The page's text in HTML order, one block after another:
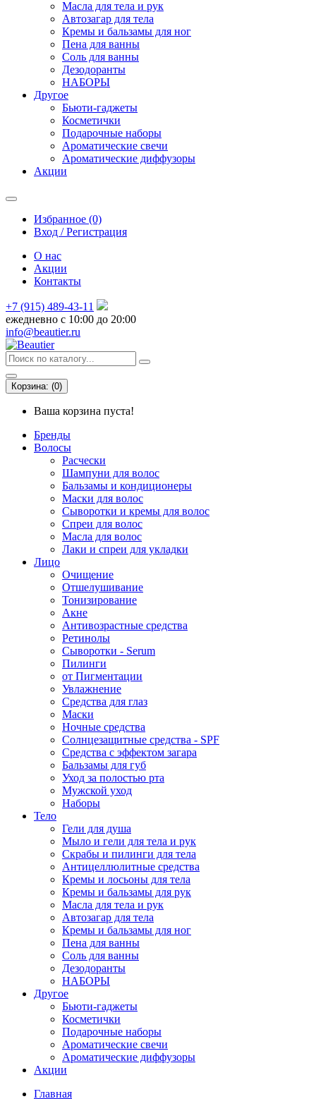
Масла для тела и рук
Автозагар для тела
Кремы и бальзамы для ног
Пена для ванны
Соль для ванны
Дезодоранты
НАБОРЫ
Другое
Бьюти-гаджеты
Косметички
Подарочные наборы
Ароматические свечи
Ароматические диффузоры
Акции
Избранное (0)
Вход / Регистрация
О нас
Акции
Контакты
+7 (915) 489-43-11
ежедневно с 10:00 до 20:00
info@beautier.ru
Корзина: (0)
Ваша корзина пуста!
Бренды
Волосы
Расчески
Шампуни для волос
Бальзамы и кондиционеры
Маски для волос
Сыворотки и кремы для волос
Спреи для волос
Масла для волос
Лаки и спреи для укладки
Лицо
Очищение
Отшелушивание
Тонизирование
Акне
Антивозрастные средства
Ретинолы
Сыворотки - Serum
Пилинги
от Пигментации
Увлажнение
Средства для глаз
Маски
Ночные средства
Солнцезащитные средства - SPF
Средства c эффектом загара
Бальзамы для губ
Уход за полостью рта
Мужской уход
Наборы
Тело
Гели для душа
Мыло и гели для тела и рук
Скрабы и пилинги для тела
Антицеллюлитные средства
Кремы и лосьоны для тела
Кремы и бальзамы для рук
Масла для тела и рук
Автозагар для тела
Кремы и бальзамы для ног
Пена для ванны
Соль для ванны
Дезодоранты
НАБОРЫ
Другое
Бьюти-гаджеты
Косметички
Подарочные наборы
Ароматические свечи
Ароматические диффузоры
Акции
Главная